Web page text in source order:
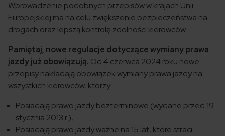
Wprowadzenie podobnych przepisów w krajach Unii
Europejskiej ma na celu zwiększenie bezpieczeństwa na
drogach oraz lepszą kontrolę zdolności kierowców.
Pamiętaj, nowe regulacje dotyczące wymiany prawa
jazdy już obowiązują. Od 4 czerwca 2024 roku nowe
przepisy nakładają obowiązek wymiany prawa jazdy na
wszystkich kierowców, którzy:
Posiadają prawo jazdy bezterminowe (wydane przed 19
stycznia 2013 r.),
Posiadają prawo jazdy ważne na 15 lat, które straci